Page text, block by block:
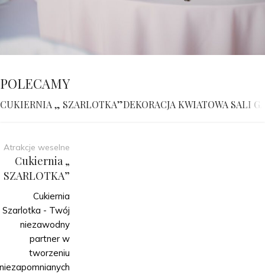
POLECAMY
CUKIERNIA „ SZARLOTKA”DEKORACJA KWIATOWA SALI
Atrakcje weselne
Cukiernia „
SZARLOTKA”
Cukiernia
Szarlotka - Twój
niezawodny
partner w
tworzeniu
niezapomnianych